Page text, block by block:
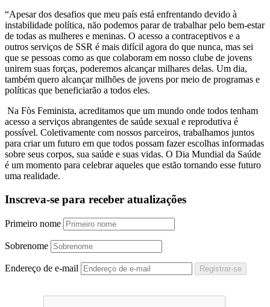
“Apesar dos desafios que meu país está enfrentando devido à
instabilidade política, não podemos parar de trabalhar pelo bem-estar
de todas as mulheres e meninas. O acesso a contraceptivos e a
outros serviços de SSR é mais difícil agora do que nunca, mas sei
que se pessoas como as que colaboram em nosso clube de jovens
unirem suas forças, poderemos alcançar milhares delas. Um dia,
também quero alcançar milhões de jovens por meio de programas e
políticas que beneficiarão a todos eles.
Na Fòs Feminista, acreditamos que um mundo onde todos tenham
acesso a serviços abrangentes de saúde sexual e reprodutiva é
possível. Coletivamente com nossos parceiros, trabalhamos juntos
para criar um futuro em que todos possam fazer escolhas informadas
sobre seus corpos, sua saúde e suas vidas. O Dia Mundial da Saúde
é um momento para celebrar aqueles que estão tornando esse futuro
uma realidade.
Inscreva-se para receber atualizações
Primeiro nome
Sobrenome
Endereço de e-mail Registrar-se